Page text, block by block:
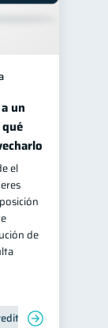
un
el
de